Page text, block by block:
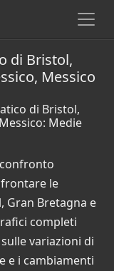
di Bristol,
Messico
di Bristol,
Medie
le
Gran Bretagna e
completi
variazioni di
e i cambiamenti